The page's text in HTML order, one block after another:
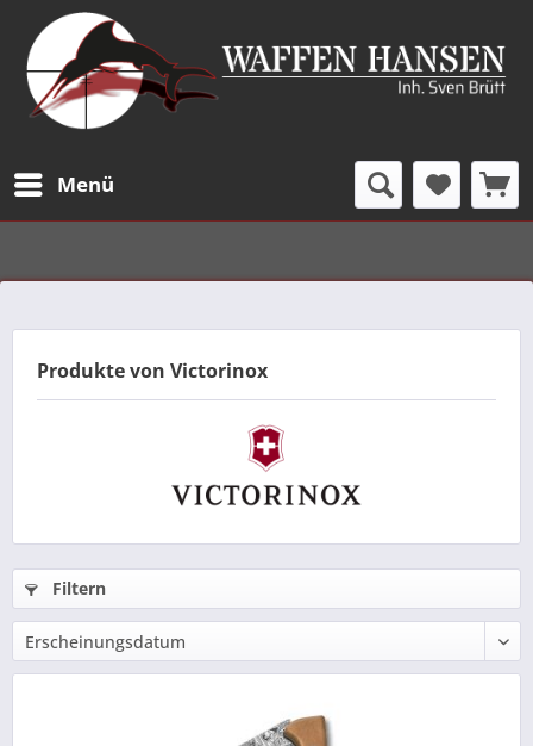
Menü
Produkte von Victorinox
Filtern